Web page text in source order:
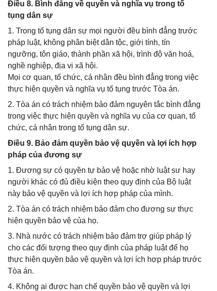
Điều 8. Bình đẳng về quyền và nghĩa vụ trong tố
tụng dân sự
1. Trong tố tụng dân sự mọi người đều bình đẳng trước
pháp luật, không phân biệt dân tộc, giới tính, tín
ngưỡng, tôn giáo, thành phần xã hội, trình độ văn hoá,
nghề nghiệp, địa vị xã hội.
Mọi cơ quan, tổ chức, cá nhân đều bình đẳng trong việc
thực hiện quyền và nghĩa vụ tố tụng trước Tòa án.
2. Tòa án có trách nhiệm bảo đảm nguyên tắc bình đẳng
trong việc thực hiện quyền và nghĩa vụ của cơ quan, tổ
chức, cá nhân trong tố tụng dân sự.
Điều 9. Bảo đảm quyền bảo vệ quyền và lợi ích hợp
pháp của đương sự
1. Đương sự có quyền tự bảo vệ hoặc nhờ luật sư hay
người khác có đủ điều kiện theo quy định của Bộ luật
này bảo vệ quyền và lợi ích hợp pháp của mình.
2. Tòa án có trách nhiệm bảo đảm cho đương sự thực
hiện quyền bảo vệ của họ.
3. Nhà nước có trách nhiệm bảo đảm trợ giúp pháp lý
cho các đối tượng theo quy định của pháp luật để họ
thực hiện quyền bảo vệ quyền và lợi ích hợp pháp trước
Tòa án.
4. Không ai được hạn chế quyền bảo vệ quyền và lợi